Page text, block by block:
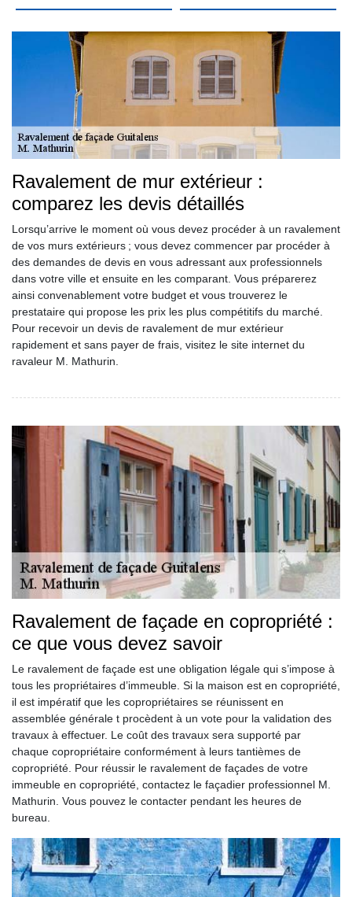
Ravalement de mur extérieur :
comparez les devis détaillés
Lorsqu’arrive le moment où vous devez procéder à un ravalement
de vos murs extérieurs ; vous devez commencer par procéder à
des demandes de devis en vous adressant aux professionnels
dans votre ville et ensuite en les comparant. Vous préparerez
ainsi convenablement votre budget et vous trouverez le
prestataire qui propose les prix les plus compétitifs du marché.
Pour recevoir un devis de ravalement de mur extérieur
rapidement et sans payer de frais, visitez le site internet du
ravaleur M. Mathurin.
Ravalement de façade en copropriété :
ce que vous devez savoir
Le ravalement de façade est une obligation légale qui s’impose à
tous les propriétaires d’immeuble. Si la maison est en copropriété,
il est impératif que les copropriétaires se réunissent en
assemblée générale t procèdent à un vote pour la validation des
travaux à effectuer. Le coût des travaux sera supporté par
chaque copropriétaire conformément à leurs tantièmes de
copropriété. Pour réussir le ravalement de façades de votre
immeuble en copropriété, contactez le façadier professionnel M.
Mathurin. Vous pouvez le contacter pendant les heures de
bureau.